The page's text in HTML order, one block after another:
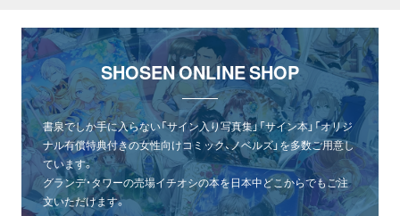
SHOSEN ONLINE SHOP
書泉でしか手に入らない「サイン入り写真集」「サイン本」「オリジ
ナル有償特典付きの女性向けコミック、ノベルズ」を多数ご用意し
ています。
グランデ・タワーの売場イチオシの本を日本中どこからでもご注
文いただけます。